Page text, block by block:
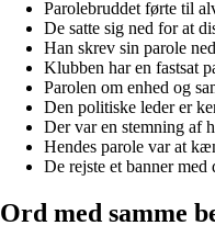
Parolebruddet førte til
De satte sig ned for at
Han skrev sin parole
Klubben har en fastsat
Parolen om enhed og
Den politiske leder er
Der var en stemning af
Hendes parole var at
De rejste et banner
Ord med samme